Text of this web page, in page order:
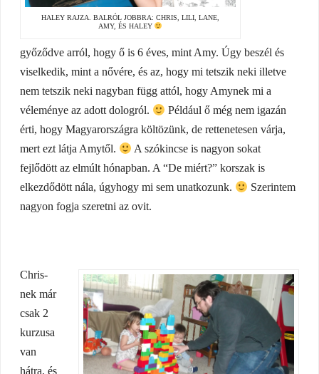
HALEY RAJZA. BALRÓL JOBBRA: CHRIS, LILI, LANE,
AMY, ÉS HALEY
győződve arról, hogy ő is 6 éves, mint Amy. Úgy beszél és
viselkedik, mint a nővére, és az, hogy mi tetszik neki illetve
nem tetszik neki nagyban függ attól, hogy Amynek mi a
véleménye az adott dologról.
Például ő még nem igazán
érti, hogy Magyarországra költözünk, de rettenetesen várja,
mert ezt látja Amytől.
A szókincse is nagyon sokat
fejlődött az elmúlt hónapban. A “De miért?” korszak is
elkezdődött nála, úgyhogy mi sem unatkozunk.
Szerintem
nagyon fogja szeretni az ovit.
Chris-
nek már
csak 2
kurzusa
van
hátra, és